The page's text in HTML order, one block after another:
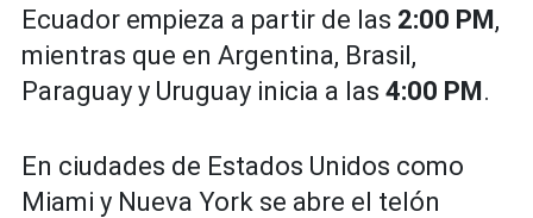
Ecuador empieza a partir de las 2:00 PM,
mientras que en Argentina, Brasil,
Paraguay y Uruguay inicia a las 4:00 PM.
En ciudades de Estados Unidos como
Miami y Nueva York se abre el telón